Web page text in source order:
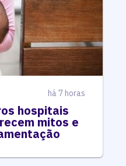
há 7 horas
hospitais
mitos e